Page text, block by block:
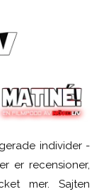
individer -
er recensioner,
mer. Sajten